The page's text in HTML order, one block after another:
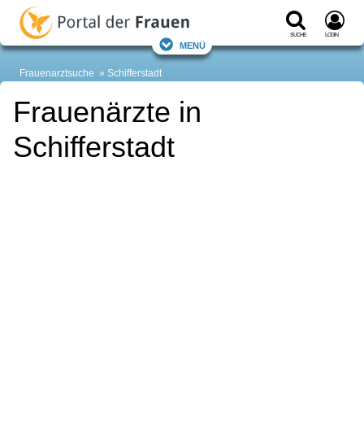
Suche Login
Menü
Frauenarztsuche Schifferstadt
Frauenärzte in
Schifferstadt